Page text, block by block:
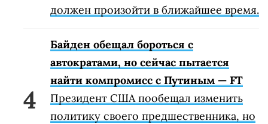
должен произойти в ближайшее время.
Байден обещал бороться с
автократами, но сейчас пытается
найти компромисс с Путиным — FT
Президент США пообещал изменить
политику своего предшественника, но